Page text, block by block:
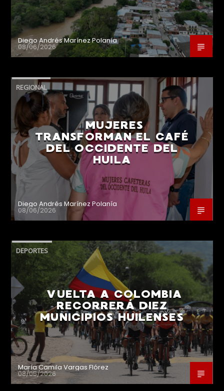
Diego Andrés Marínez Polanía
08/06/2026
REGIONAL
MUJERES
TRANSFORMAN EL CAFÉ
DEL OCCIDENTE DEL
HUILA
Diego Andrés Marínez Polanía
08/06/2026
DEPORTES
VUELTA A COLOMBIA
RECORRERÁ DIEZ
MUNICIPIOS HUILENSES
María Camila Vargas Flórez
08/05/2026